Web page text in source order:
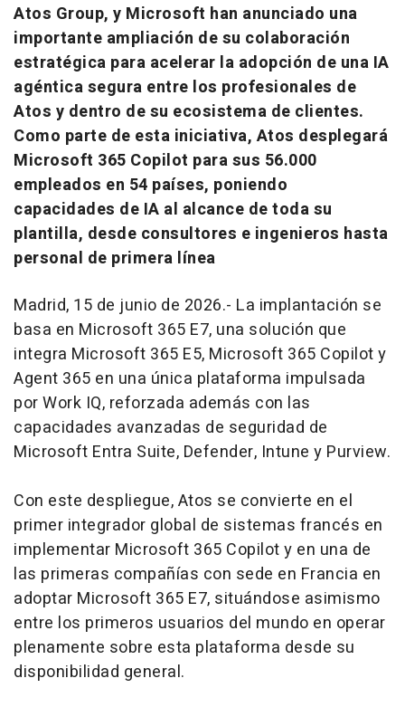
Atos Group, y Microsoft han anunciado una
importante ampliación de su colaboración
estratégica para acelerar la adopción de una IA
agéntica segura entre los profesionales de
Atos y dentro de su ecosistema de clientes.
Como parte de esta iniciativa, Atos desplegará
Microsoft 365 Copilot para sus 56.000
empleados en 54 países, poniendo
capacidades de IA al alcance de toda su
plantilla, desde consultores e ingenieros hasta
personal de primera línea
Madrid, 15 de junio de 2026.- La implantación se
basa en Microsoft 365 E7, una solución que
integra Microsoft 365 E5, Microsoft 365 Copilot y
Agent 365 en una única plataforma impulsada
por Work IQ, reforzada además con las
capacidades avanzadas de seguridad de
Microsoft Entra Suite, Defender, Intune y Purview.
Con este despliegue, Atos se convierte en el
primer integrador global de sistemas francés en
implementar Microsoft 365 Copilot y en una de
las primeras compañías con sede en Francia en
adoptar Microsoft 365 E7, situándose asimismo
entre los primeros usuarios del mundo en operar
plenamente sobre esta plataforma desde su
disponibilidad general.